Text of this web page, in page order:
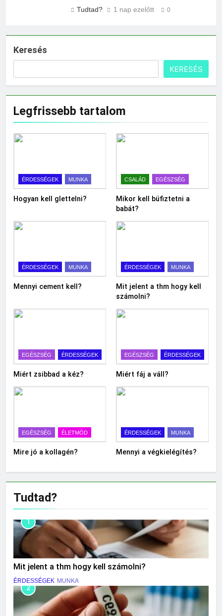
Tudtad? 1 nap ezelőtt 0
Keresés
KERESÉS
Legfrissebb tartalom
ÉRDESSÉGEK MUNKA
Hogyan kell glettelni?
CSALÁD EGÉSZSÉG
Mikor kell büfiztetni a
babát?
ÉRDESSÉGEK MUNKA
Mennyi cement kell?
ÉRDESSÉGEK MUNKA
Mit jelent a thm hogy kell
számolni?
EGÉSZSÉG ÉRDESSÉGEK
Miért zsibbad a kéz?
EGÉSZSÉG ÉRDESSÉGEK
Miért fáj a váll?
EGÉSZSÉG ÉLETMÓD
Mire jó a kollagén?
ÉRDESSÉGEK MUNKA
Mennyi a végkielégítés?
Tudtad?
1
Mit jelent a thm hogy kell számolni?
ÉRDESSÉGEK MUNKA
2